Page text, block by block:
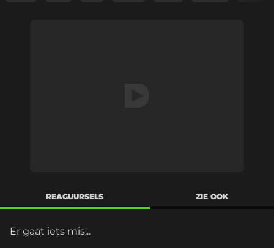
REAGUURSELS ZIE OOK
Er gaat iets mis...